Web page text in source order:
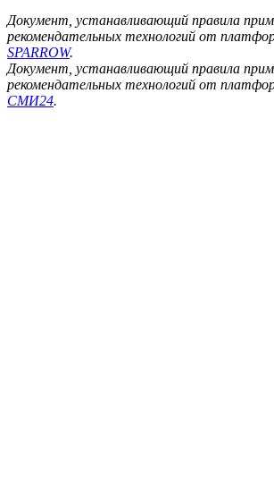
Документ, устанавливающий правила
рекомендательных технологий от
SPARROW.
Документ, устанавливающий правила
рекомендательных технологий от
СМИ24.